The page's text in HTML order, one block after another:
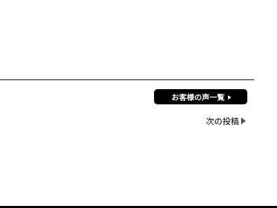
お客様の声一覧
次の投稿